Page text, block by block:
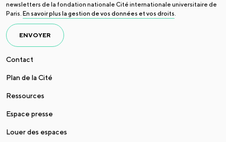
newsletters de la fondation nationale Cité internationale universitaire de
Paris. En savoir plus la gestion de vos données et vos droits.
ENVOYER
Contact
Plan de la Cité
Ressources
Espace presse
Louer des espaces